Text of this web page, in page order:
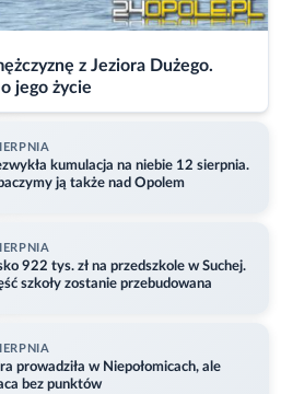
z Jeziora Dużego.
jego życie
kumulacja na niebie 12 sierpnia.
ją także nad Opolem
922 tys. zł na przedszkole w Suchej.
szkoły zostanie przebudowana
prowadziła w Niepołomicach, ale
bez punktów